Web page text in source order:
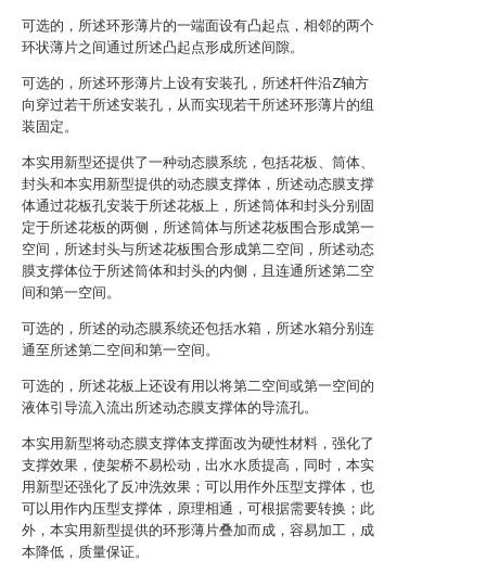
可选的，所述环形薄片的一端面设有凸起点，相邻的两个
环状薄片之间通过所述凸起点形成所述间隙。
可选的，所述环形薄片上设有安装孔，所述杆件沿Z轴方
向穿过若干所述安装孔，从而实现若干所述环形薄片的组
装固定。
本实用新型还提供了一种动态膜系统，包括花板、筒体、
封头和本实用新型提供的动态膜支撑体，所述动态膜支撑
体通过花板孔安装于所述花板上，所述筒体和封头分别固
定于所述花板的两侧，所述筒体与所述花板围合形成第一
空间，所述封头与所述花板围合形成第二空间，所述动态
膜支撑体位于所述筒体和封头的内侧，且连通所述第二空
间和第一空间。
可选的，所述的动态膜系统还包括水箱，所述水箱分别连
通至所述第二空间和第一空间。
可选的，所述花板上还设有用以将第二空间或第一空间的
液体引导流入流出所述动态膜支撑体的导流孔。
本实用新型将动态膜支撑体支撑面改为硬性材料，强化了
支撑效果，使架桥不易松动，出水水质提高，同时，本实
用新型还强化了反冲洗效果；可以用作外压型支撑体，也
可以用作内压型支撑体，原理相通，可根据需要转换；此
外，本实用新型提供的环形薄片叠加而成，容易加工，成
本降低，质量保证。